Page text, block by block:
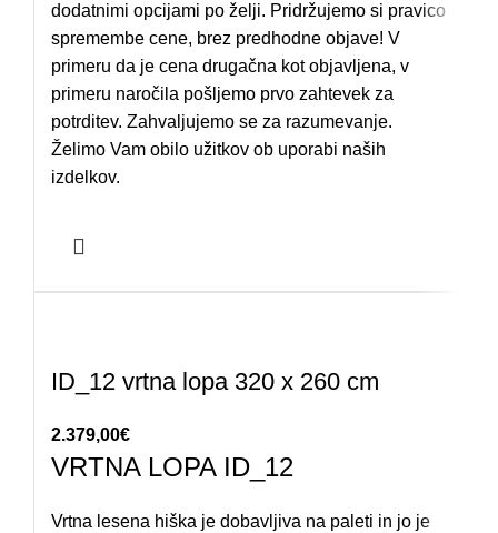
dodatnimi opcijami po želji. Pridržujemo si pravico
spremembe cene, brez predhodne objave! V
primeru da je cena drugačna kot objavljena, v
primeru naročila pošljemo prvo zahtevek za
potrditev. Zahvaljujemo se za razumevanje.
Želimo Vam obilo užitkov ob uporabi naših
izdelkov.
ID_12 vrtna lopa 320 x 260 cm
2.379,00€
VRTNA LOPA ID_12
Vrtna lesena hiška je dobavljiva na paleti in jo je